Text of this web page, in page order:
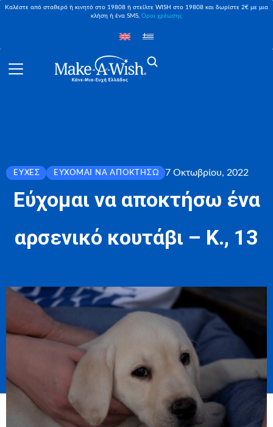
Καλέστε από σταθερό ή κινητό στο 19808 ή στείλτε WISH στο 19808 και δωρίστε 2€ με μια
κλήση ή ένα SMS,Όροι χρέωσης
ΕΥΧΈΣ ΕΎΧΟΜΑΙ ΝΑ ΑΠΟΚΤΉΣΩ 7 Οκτωβρίου, 2022
Εύχομαι να αποκτήσω ένα
αρσενικό κουτάβι – Κ., 13